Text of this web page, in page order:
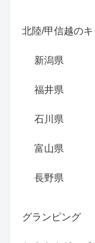
北陸/甲信越の
新潟県
福井県
石川県
富山県
長野県
グランピング